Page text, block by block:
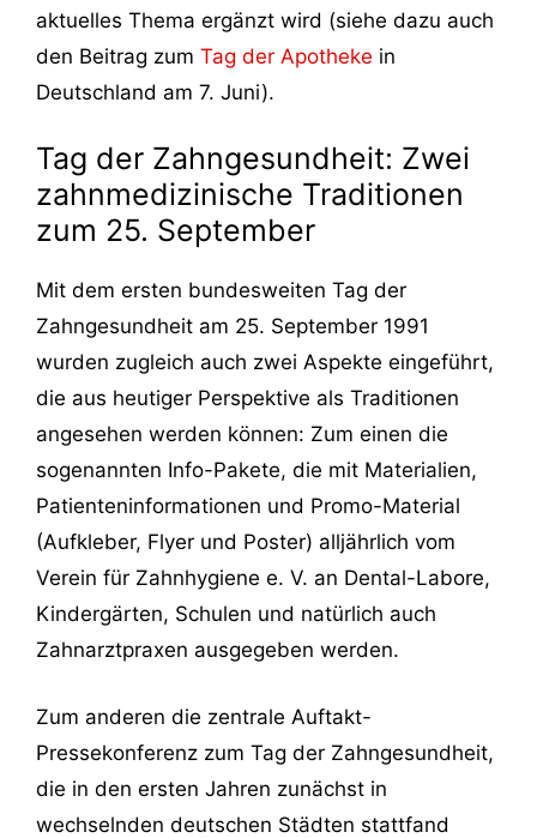
aktuelles Thema ergänzt wird (siehe dazu auch
den Beitrag zum Tag der Apotheke in
Deutschland am 7. Juni).
Tag der Zahngesundheit: Zwei
zahnmedizinische Traditionen
zum 25. September
Mit dem ersten bundesweiten Tag der
Zahngesundheit am 25. September 1991
wurden zugleich auch zwei Aspekte eingeführt,
die aus heutiger Perspektive als Traditionen
angesehen werden können: Zum einen die
sogenannten Info-Pakete, die mit Materialien,
Patienteninformationen und Promo-Material
(Aufkleber, Flyer und Poster) alljährlich vom
Verein für Zahnhygiene e. V. an Dental-Labore,
Kindergärten, Schulen und natürlich auch
Zahnarztpraxen ausgegeben werden.
Zum anderen die zentrale Auftakt-
Pressekonferenz zum Tag der Zahngesundheit,
die in den ersten Jahren zunächst in
wechselnden deutschen Städten stattfand